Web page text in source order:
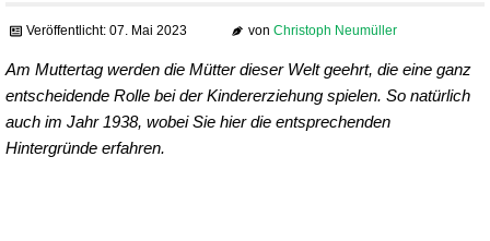
Veröffentlicht: 07. Mai 2023 von Christoph Neumüller
Am Muttertag werden die Mütter dieser Welt geehrt, die eine ganz
entscheidende Rolle bei der Kindererziehung spielen. So natürlich
auch im Jahr 1938, wobei Sie hier die entsprechenden
Hintergründe erfahren.